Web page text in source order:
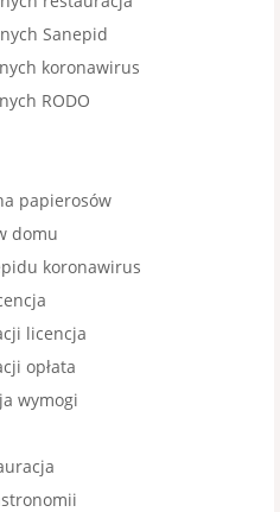
Sanepid
koronawirus
RODO
papierosów
domu
koronawirus
licencja
opłata
wymogi